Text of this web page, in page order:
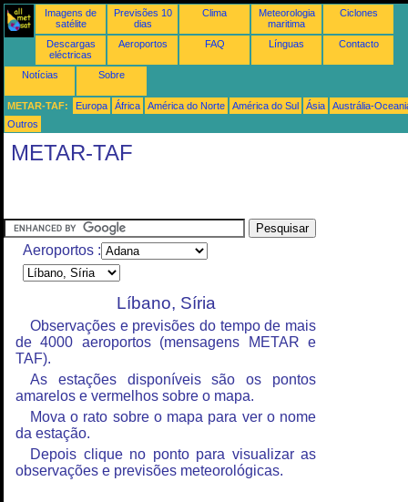
Imagens de
satélite
Previsões 10
dias
Clima
Meteorologia
maritima
Ciclones
Descargas
eléctricas
Aeroportos FAQ Línguas Contacto
Notícias Sobre
METAR-TAF: Europa África América do Norte América do Sul Ásia
Austrália-
Outros
METAR-TAF
Aeroportos :
Líbano, Síria
Observações e previsões do tempo de mais
de 4000 aeroportos (mensagens METAR e
TAF).
As estações disponíveis são os pontos
amarelos e vermelhos sobre o mapa.
Mova o rato sobre o mapa para ver o nome
da estação.
Depois clique no ponto para visualizar as
observações e previsões meteorológicas.